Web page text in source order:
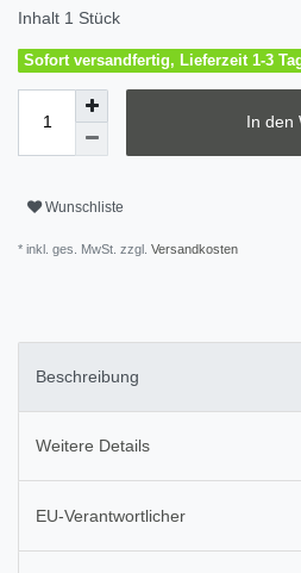
Inhalt 1 Stück
Sofort versandfertig, Lieferzeit 1-3
In den
Wunschliste
* inkl. ges. MwSt. zzgl. Versandkosten
Beschreibung
Weitere Details
EU-Verantwortlicher